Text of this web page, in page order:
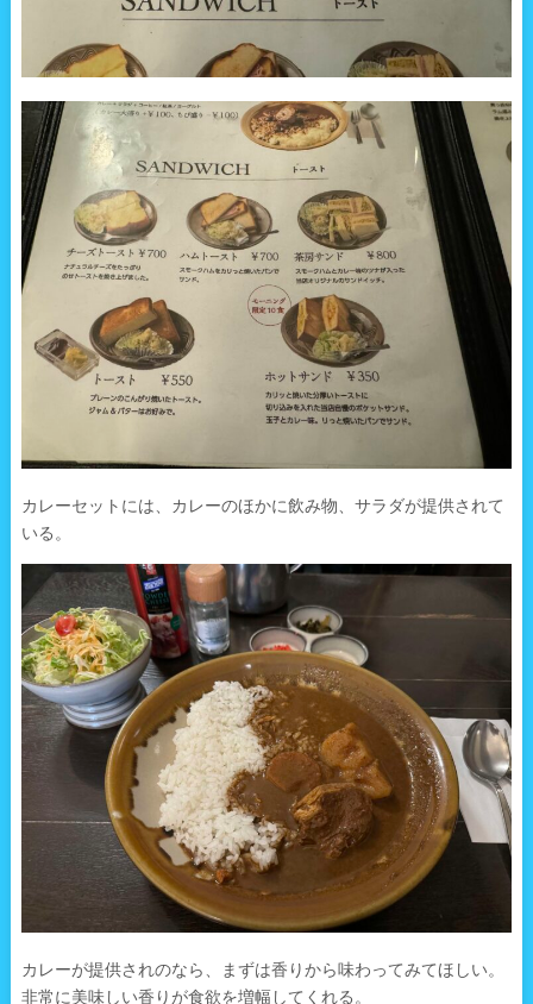
カレーセットには、カレーのほかに飲み物、サラダが提供されて
いる。
カレーが提供されのなら、まずは香りから味わってみてほしい。
非常に美味しい香りが食欲を増幅してくれる。